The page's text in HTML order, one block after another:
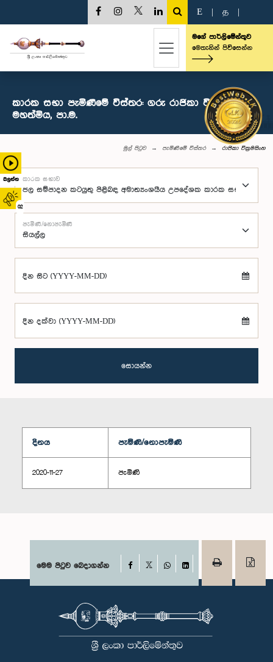
බලන්න
02
E த
මගේ පාර්ලිමේන්තුව
මෙතැනින් පිවිසෙන්න
කාරක සභා පැමිණීමේ විස්තර: ගරු රාජිකා වික්‍රමසිංහ
මහත්මිය, පා.ම.
මුල් පිටුව පැමිණීමේ විස්තර රාජිකා වික්‍රමසිංහ
කාරක සභාව
පැමිණි/නොපැමිණි
දින සිට (YYYY-MM-DD)
දින දක්වා (YYYY-MM-DD)
සොයන්න
දිනය පැමිණි/නොපැමිණි
2020-11-27 පැමිණි
මෙම පිටුව බෙදාගන්න Facebook
WhatsAppLinkedIn